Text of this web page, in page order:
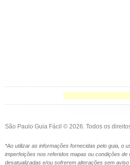
São Paulo Guia Fácil © 2026. Todos os
*Ao utilizar as informações fornecidas pelo guia, o
imperfeições nos referidos mapas ou condições
desatualizadas e/ou sofrerem alterações sem aviso